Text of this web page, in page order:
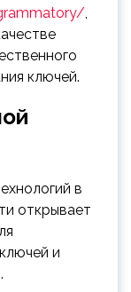
,
ключей.
в
открывает
и